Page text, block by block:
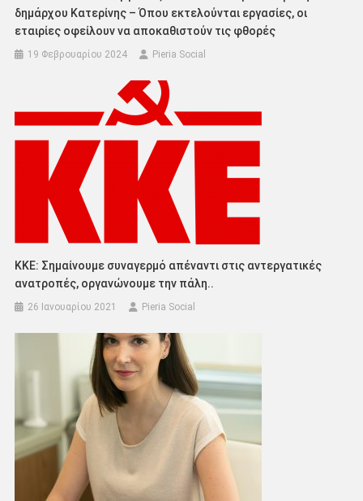
δημάρχου Κατερίνης – Όπου εκτελούνται εργασίες, οι
εταιρίες οφείλουν να αποκαθιστούν τις φθορές
19 Φεβρουαρίου 2024 Pieria Social
ΚΚΕ: Σημαίνουμε συναγερμό απέναντι στις αντεργατικές
ανατροπές, οργανώνουμε την πάλη..
26 Ιανουαρίου 2021 Pieria Social